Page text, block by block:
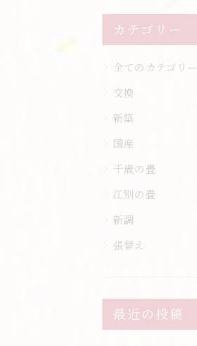
カテゴリー
全てのカテゴリー
交換
新築
国産
千歳の畳
江別の畳
新調
張替え
最近の投稿